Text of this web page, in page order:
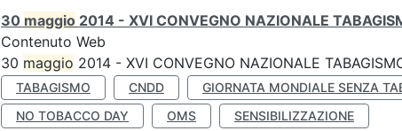
30 maggio 2014 - XVI CONVEGNO NAZIONALE
Contenuto Web
30 maggio 2014 - XVI CONVEGNO NAZIONALE
TABAGISMO CNDD GIORNATA MONDIALE SENZA
NO TOBACCO DAY
OMS SENSIBILIZZAZIONE